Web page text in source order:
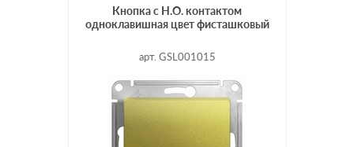
Кнопка с Н.О. контактом
одноклавишная цвет фисташковый
арт. GSL001015